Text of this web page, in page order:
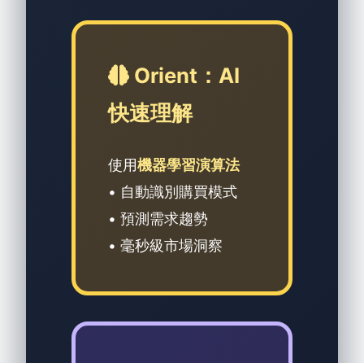
Orient：AI
快速理解
使用機器學習演算法
• 自動識別購買模式
• 預測需求趨勢
• 毫秒級市場洞察